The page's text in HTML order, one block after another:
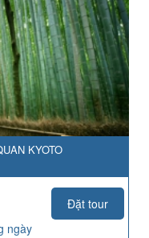
KYOTO
Đặt tour
ngày